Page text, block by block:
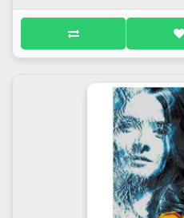
می‌شویند و به دجله
از آب، سطح ملال‌آوری از
پیاده‌نظام، چرخ‌های بزرگ
هزاران قاطر و چرخ
تدارکات در آن سطح
امواج رود، به آخرین
قدمی من ناگهان بالا
با اینکه قلبم قسمتی از
داده بود، هنوز نمرده
داشت. هنوز ذهنم زنده
قطعاً شناگر قابلی مثل
در خروشان‌ترین
به خودم اعلام کردم: